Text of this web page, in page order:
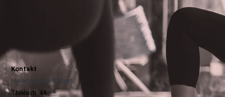
Kontakt
Malerbetrieb Reichert
Thielestr. 44